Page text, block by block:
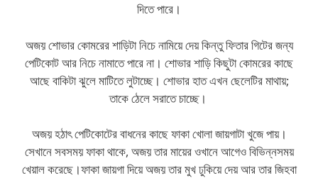
দিতে পারে।
অজয় শোভার কোমরের শাড়িটা নিচে নামিয়ে দেয় কিন্তু ফিতার গিটের জন্য
পেটিকোট আর নিচে নামাতে পারে না। শোভার শাড়ি কিছুটা কোমরের কাছে
আছে বাকিটা ঝুলে মাটিতে লুটাচ্ছে। শোভার হাত এখন ছেলেটির মাথায়;
তাকে ঠেলে সরাতে চাচ্ছে।
অজয় হঠাৎ পেটিকোটের বাধনের কাছে ফাকা খোলা জায়গাটা খুজে পায়।
সেখানে সবসময় ফাকা থাকে, অজয় তার মায়ের ওখানে আগেও বিভিন্নসময়
খেয়াল করেছে।ফাকা জায়গা দিয়ে অজয় তার মুখ ঢুকিয়ে দেয় আর তার জিহবা